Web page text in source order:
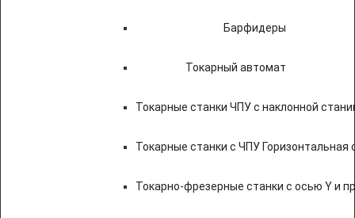
Барфидеры
Токарный автомат
Токарные станки ЧПУ c наклонной
Токарные станки с ЧПУ Горизонтальная
Токарно-фрезерные станки с осью Y и